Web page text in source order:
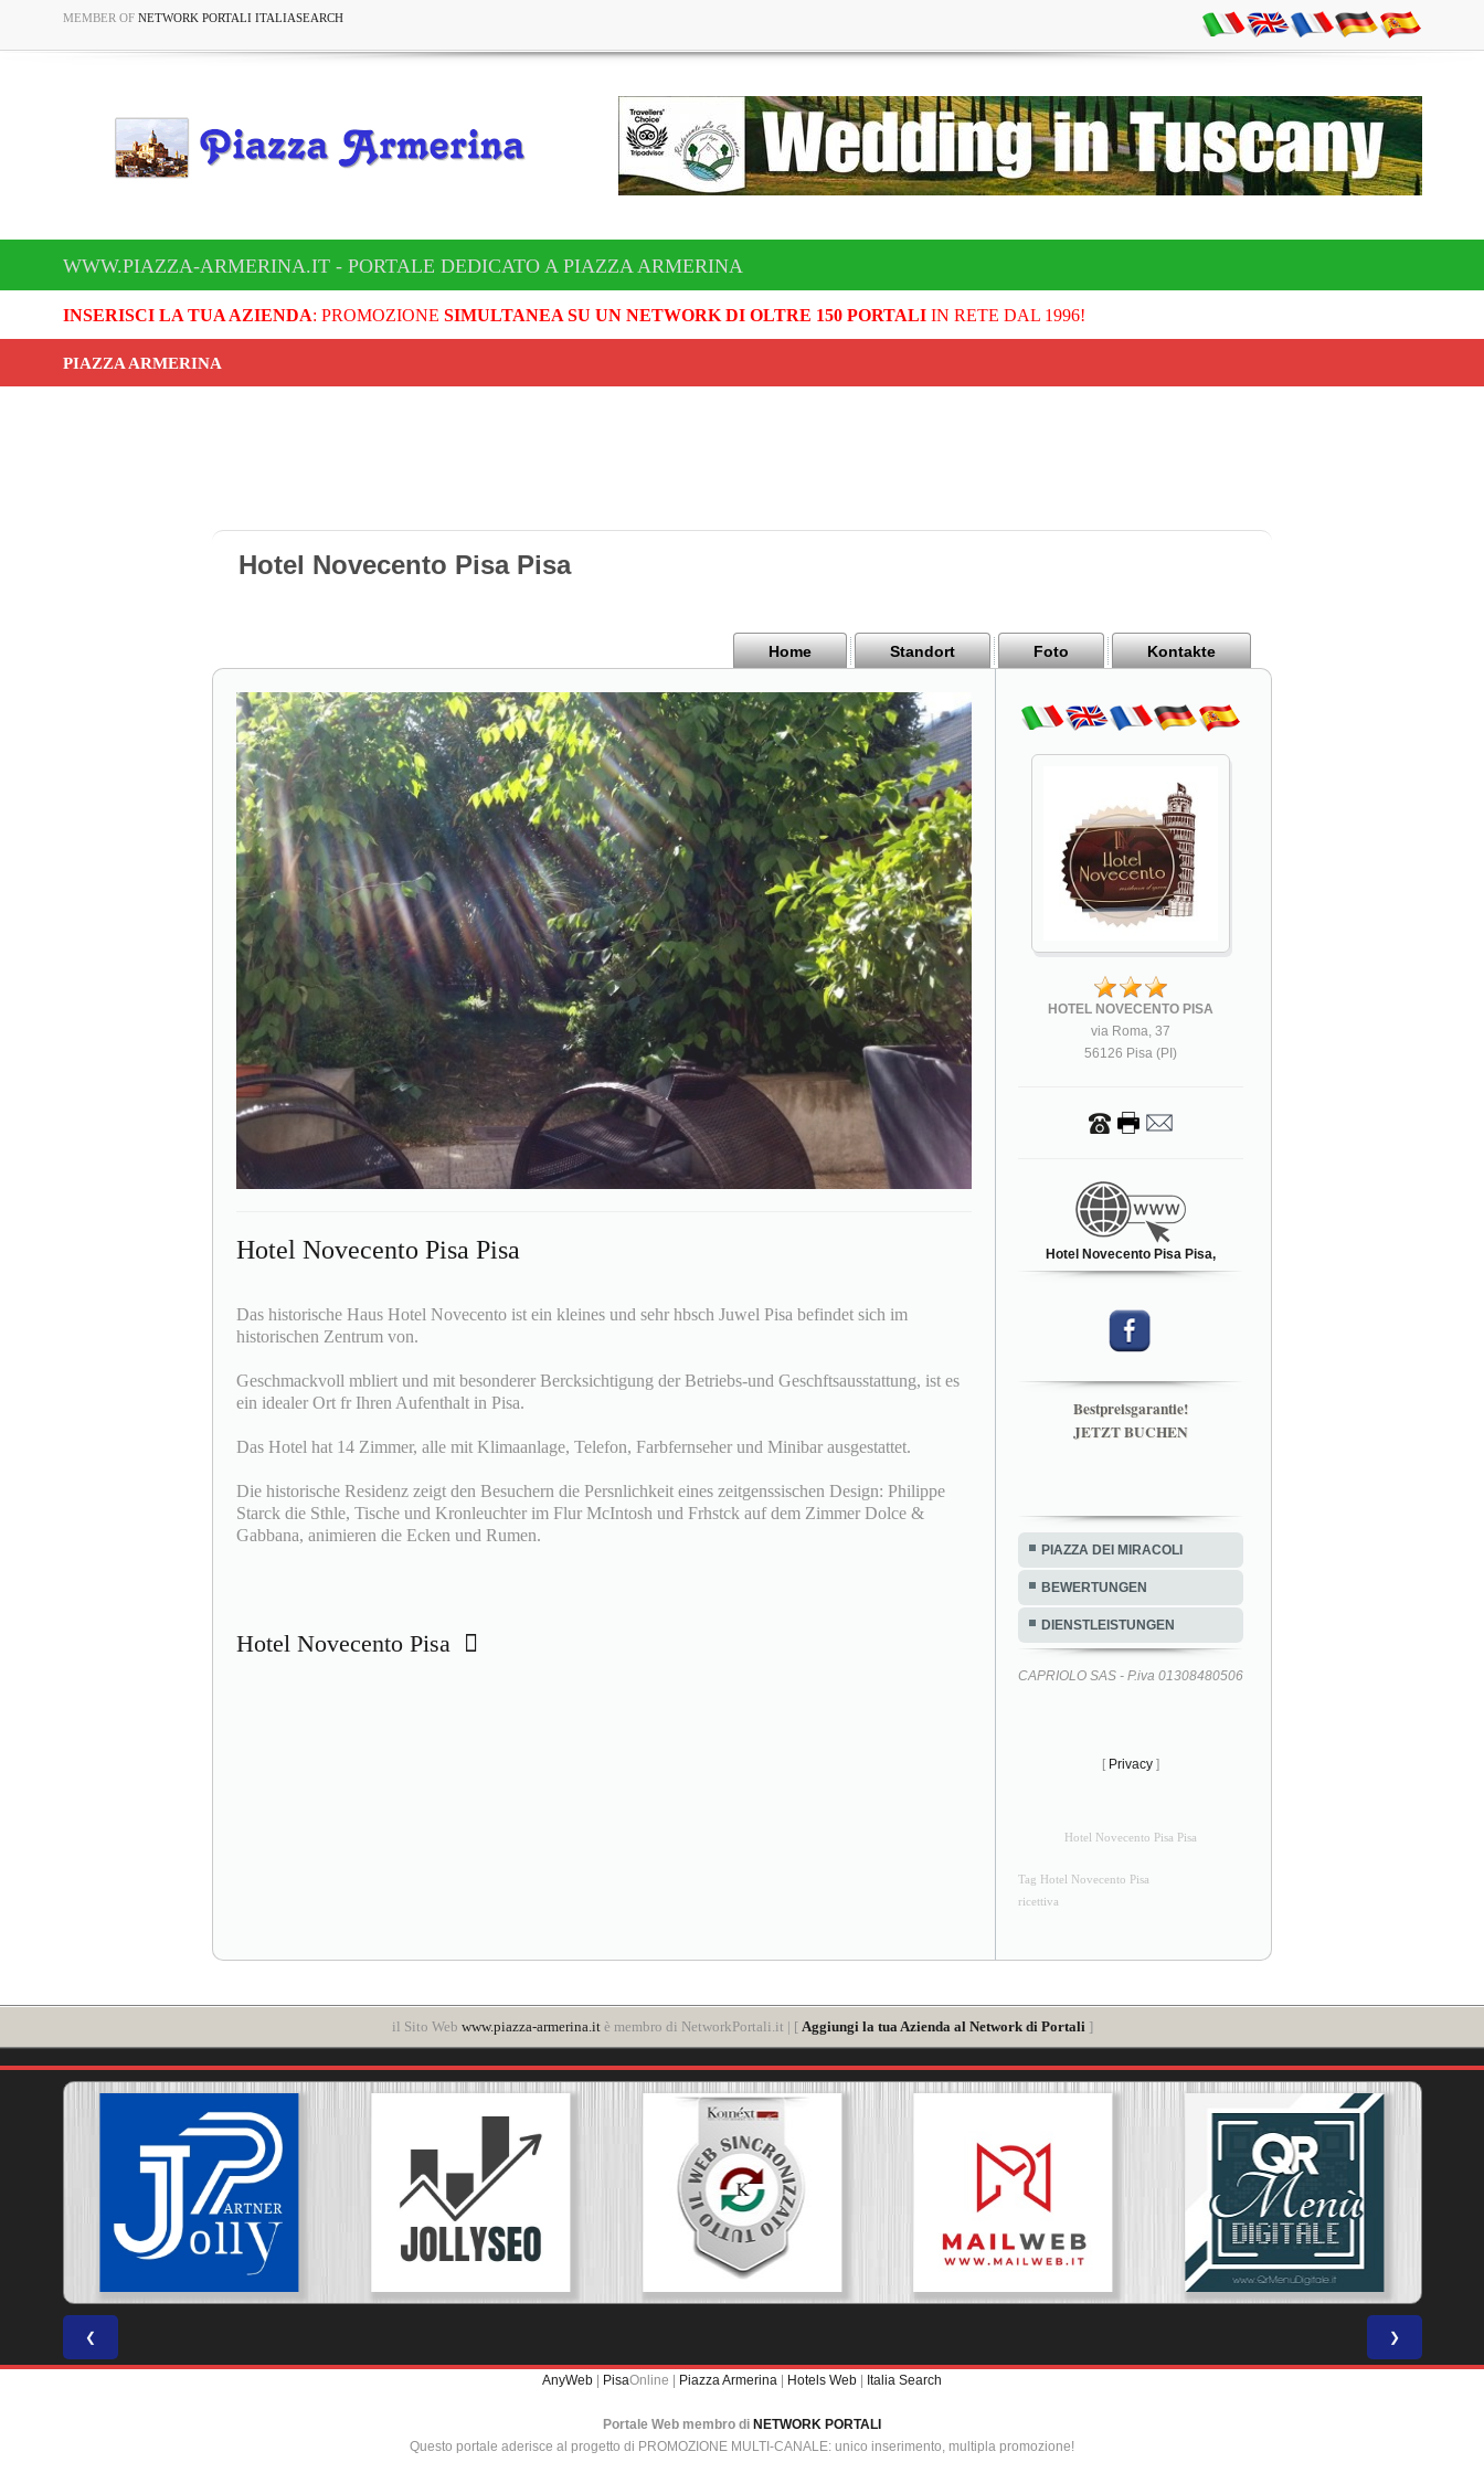
MEMBER OF NETWORK PORTALI ITALIASEARCH
WWW.PIAZZA-ARMERINA.IT - PORTALE DEDICATO A PIAZZA ARMERINA
INSERISCI LA TUA AZIENDA: PROMOZIONE SIMULTANEA SU UN NETWORK DI OLTRE 150 PORTALIIN RETE DAL 1996!
PIAZZA ARMERINA
Hotel Novecento Pisa Pisa
Home Standort Foto Kontakte
Hotel Novecento Pisa Pisa
Das historische Haus Hotel Novecento ist ein kleines und sehr hbsch Juwel Pisa befindet sich im
historischen Zentrum von.
Geschmackvoll mbliert und mit besonderer Bercksichtigung der Betriebs-und Geschftsausstattung, ist es
ein idealer Ort fr Ihren Aufenthalt in Pisa.
Das Hotel hat 14 Zimmer, alle mit Klimaanlage, Telefon, Farbfernseher und Minibar ausgestattet.
Die historische Residenz zeigt den Besuchern die Persnlichkeit eines zeitgenssischen Design: Philippe
Starck die Sthle, Tische und Kronleuchter im Flur McIntosh und Frhstck auf dem Zimmer Dolce &
Gabbana, animieren die Ecken und Rumen.
Hotel Novecento Pisa
HOTEL NOVECENTO PISA
via Roma, 37
56126 Pisa (PI)
Hotel Novecento Pisa Pisa,
Bestpreisgarantie!
JETZT BUCHEN
PIAZZA DEI MIRACOLI
BEWERTUNGEN
DIENSTLEISTUNGEN
CAPRIOLO SAS - P.iva 01308480506
[ Privacy ]
Hotel Novecento Pisa Pisa
Tag Hotel Novecento Pisa
ricettiva
il Sito Web www.piazza-armerina.itè membro di NetworkPortali.it | [ Aggiungi la tua Azienda al Network di Portali ]
❮ ❯
AnyWeb | PisaOnline | Piazza Armerina | Hotels Web | Italia Search
Portale Web membro di NETWORK PORTALI
Questo portale aderisce al progetto di PROMOZIONE MULTI-CANALE: unico inserimento, multipla promozione!